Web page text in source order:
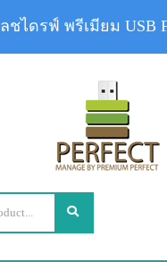
ชไดรฟ์ พรีเมียม USB